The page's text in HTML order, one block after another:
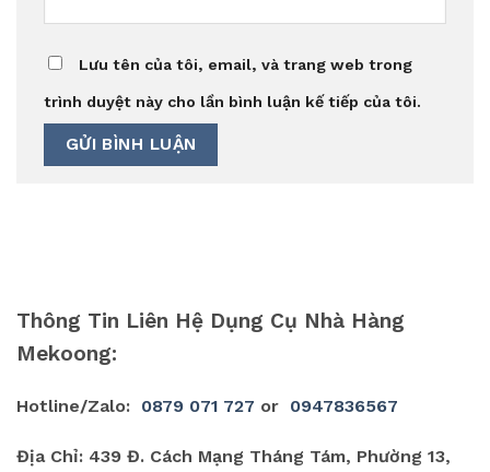
Lưu tên của tôi, email, và trang web trong
trình duyệt này cho lần bình luận kế tiếp của tôi.
Thông Tin Liên Hệ Dụng Cụ Nhà Hàng
Mekoong:
Hotline/Zalo: 0879 071 727 or 0947836567
Địa Chỉ: 439 Đ. Cách Mạng Tháng Tám, Phường 13,